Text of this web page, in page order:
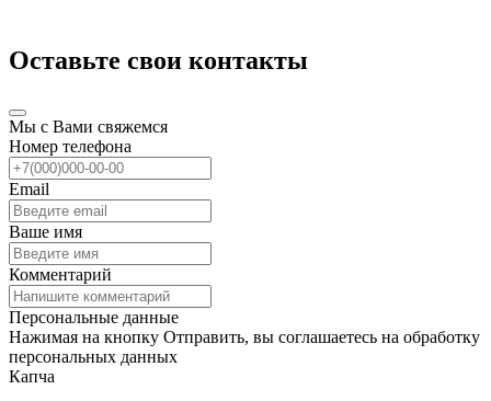
Оставьте свои контакты
Мы с Вами свяжемся
Номер телефона
Email
Ваше имя
Комментарий
Персональные данные
Нажимая на кнопку Отправить, вы соглашаетесь на обработку
персональных данных
Капча